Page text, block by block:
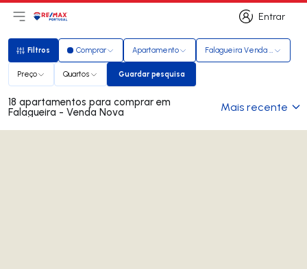
Entrar
Entrar
Abri menu principal
LogoIr para página inicial
Filtros
Filtros Comprar Apartamento Falagueira Venda Nova
Preço Quartos Guardar pesquisa
Guardar pesquisa
18 apartamentos para comprar em
Falagueira - Venda Nova Mais recente